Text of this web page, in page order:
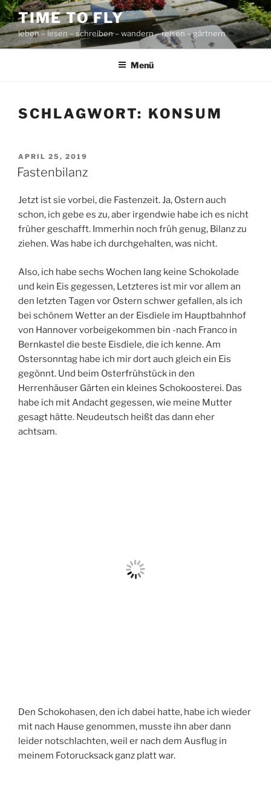
Zum
Inhalt
springen
TIME TO FLY
leben – lesen – schreiben – wandern – reisen – gärtnern
Menü
SCHLAGWORT: KONSUM
VERÖFFENTLICHT
AM
APRIL 25, 2019
Fastenbilanz
Jetzt ist sie vorbei, die Fastenzeit. Ja, Ostern auch
schon, ich gebe es zu, aber irgendwie habe ich es nicht
früher geschafft. Immerhin noch früh genug, Bilanz zu
ziehen. Was habe ich durchgehalten, was nicht.
Also, ich habe sechs Wochen lang keine Schokolade
und kein Eis gegessen, Letzteres ist mir vor allem an
den letzten Tagen vor Ostern schwer gefallen, als ich
bei schönem Wetter an der Eisdiele im Hauptbahnhof
von Hannover vorbeigekommen bin -nach Franco in
Bernkastel die beste Eisdiele, die ich kenne. Am
Ostersonntag habe ich mir dort auch gleich ein Eis
gegönnt. Und beim Osterfrühstück in den
Herrenhäuser Gärten ein kleines Schokoosterei. Das
habe ich mit Andacht gegessen, wie meine Mutter
gesagt hätte. Neudeutsch heißt das dann eher
achtsam.
Den Schokohasen, den ich dabei hatte, habe ich wieder
mit nach Hause genommen, musste ihn aber dann
leider notschlachten, weil er nach dem Ausflug in
meinem Fotorucksack ganz platt war.